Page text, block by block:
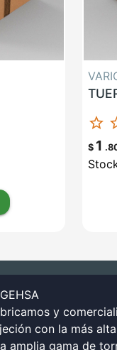
star_border
$ 1
y
con la más
amplia gama de